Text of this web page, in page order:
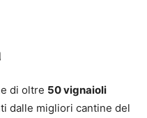
di oltre 50 vignaioli
dalle migliori cantine del